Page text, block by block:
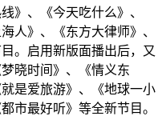
》、《今天吃什么》、
人》、《东方大律师》、
。启用新版面播出后，又
晓时间》、《情义东
是爱旅游》、《地球一小
市最好听》等全新节目。